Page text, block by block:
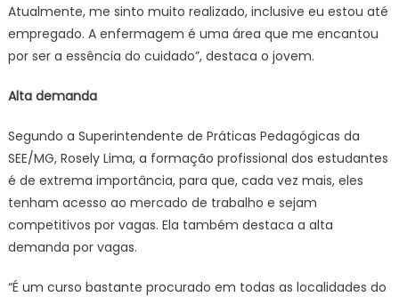
Atualmente, me sinto muito realizado, inclusive eu estou até
empregado. A enfermagem é uma área que me encantou
por ser a essência do cuidado”, destaca o jovem.
Alta demanda
Segundo a Superintendente de Práticas Pedagógicas da
SEE/MG, Rosely Lima, a formação profissional dos estudantes
é de extrema importância, para que, cada vez mais, eles
tenham acesso ao mercado de trabalho e sejam
competitivos por vagas. Ela também destaca a alta
demanda por vagas.
“É um curso bastante procurado em todas as localidades do